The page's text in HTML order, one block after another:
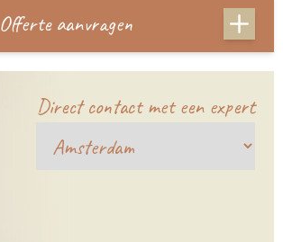
Offerte aanvragen
Direct contact met een expert